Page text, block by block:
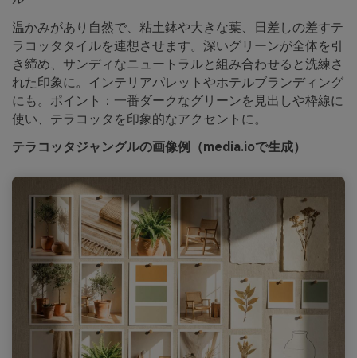
温かみがあり自然で、粘土鉢や大きな葉、日差しの差すテ
ラコッタタイルを連想させます。深いグリーンが全体を引
き締め、サンディなニュートラルと組み合わせると洗練さ
れた印象に。インテリアパレットやホテルブランディング
にも。ポイント：一番ダークなグリーンを見出しや枠線に
使い、テラコッタを印象的なアクセントに。
テラコッタジャングルの画像例（media.ioで生成）